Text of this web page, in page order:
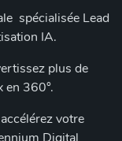
spécialisée Lead
IA.
plus de
en 360°.
votre